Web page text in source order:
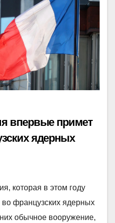
впервые примет
ядерных
которая в этом году
французских ядерных
обычное вооружение,